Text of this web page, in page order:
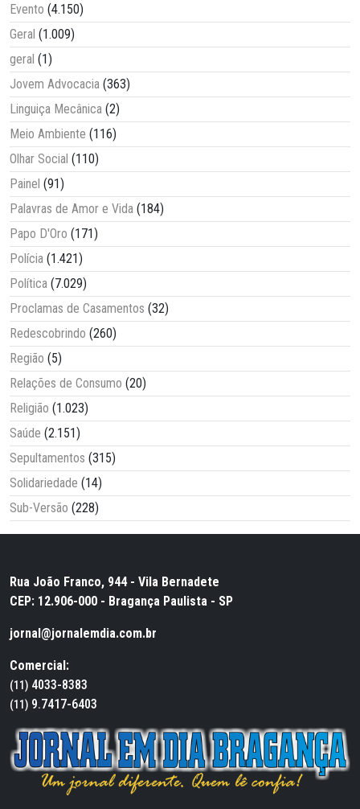
Evento (4.150)
Geral (1.009)
geral (1)
Jovem Advocacia (363)
Linguiça Mecânica (2)
Meio Ambiente (116)
Olhar Social (110)
Painel (91)
Palavras de Amor e Vida (184)
Papo D'Oro (171)
Polícia (1.421)
Política (7.029)
Proclamas de Casamentos (32)
Redescobrindo (260)
Região (5)
Relações de Consumo (20)
Religião (1.023)
Saúde (2.151)
Sepultamentos (315)
Solidariedade (14)
Sub-Versão (228)
Rua João Franco, 944 - Vila Bernadete
CEP: 12.906-000 - Bragança Paulista - SP
jornal@jornalemdia.com.br
Comercial:
(11) 4033-8383
(11) 9.7417-6403